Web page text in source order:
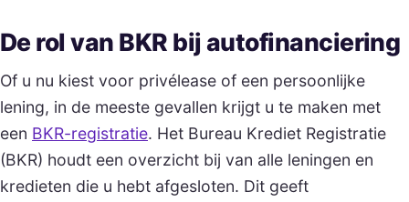
De rol van BKR bij autofinanciering
Of u nu kiest voor privélease of een persoonlijke
lening, in de meeste gevallen krijgt u te maken met
een BKR-registratie. Het Bureau Krediet Registratie
(BKR) houdt een overzicht bij van alle leningen en
kredieten die u hebt afgesloten. Dit geeft